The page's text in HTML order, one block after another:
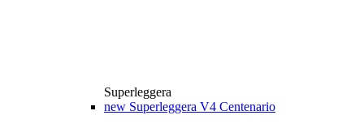
Superleggera
new Superleggera V4 Centenario